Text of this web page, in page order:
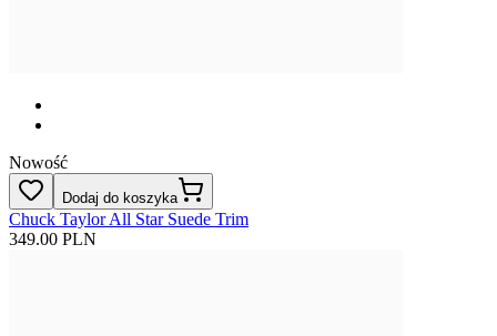
Nowość
Dodaj do koszyka
Chuck Taylor All Star Suede Trim
349.00 PLN